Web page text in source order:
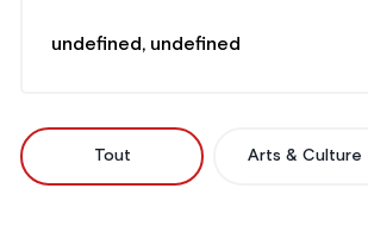
undefined, undefined
Tout Arts & Culture